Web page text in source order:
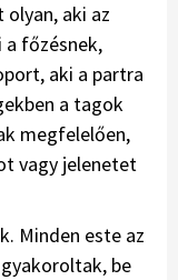
aki az
főzésnek,
aki a partra
a tagok
megfelelően,
vagy jelenetet
Minden este az
be